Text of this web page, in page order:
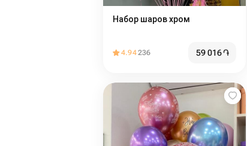
Набор шаров хром
4.94236 59 016֏